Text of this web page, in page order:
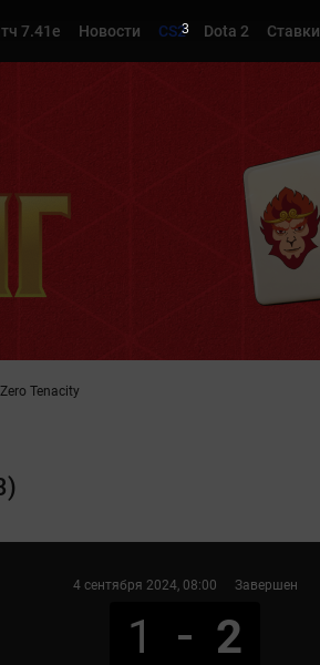
7.41e Новости CS2 Dota 2 Ставки
Tenacity
4 сентября 2024, 08:00 Завершен
1 2
1